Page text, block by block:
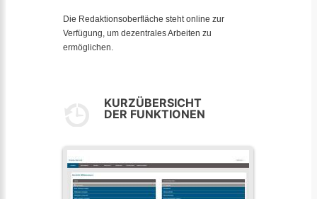
Die Redaktionsoberfläche steht online zur
Verfügung, um dezentrales Arbeiten zu
ermöglichen.
KURZÜBERSICHT
DER FUNKTIONEN